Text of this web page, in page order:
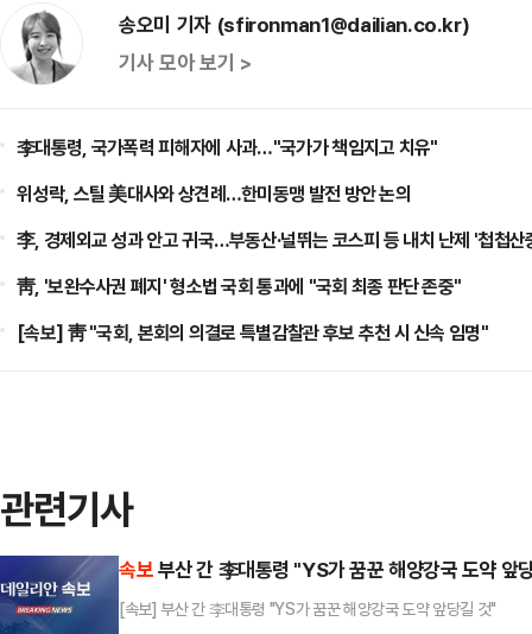
송오미 기자 (sfironman1@dailian.co.kr)
기사 모아 보기 >
李대통령, 국가폭력 피해자에 사과…"국가가 책임지고 치유"
위성락, 스틸 美대사와 상견례…한미동맹 발전 방안 논의
李, 경제외교 성과 안고 귀국…부동산·널뛰는 코스피 등 내치 난제 '첩첩산
靑, '보완수사권 폐지' 형소법 국회 통과에 "국회 최종 판단 존중"
[속보] 靑 "국회, 본회의 의결로 특별감찰관 후보 추천 시 신속 임명"
관련기사
속보부산 간 李대통령 "YS가 꿈꾼 해양강국 도약 앞
[속보] 부산 간 李대통령 "YS가 꿈꾼 해양강국 도약 앞당길 것"